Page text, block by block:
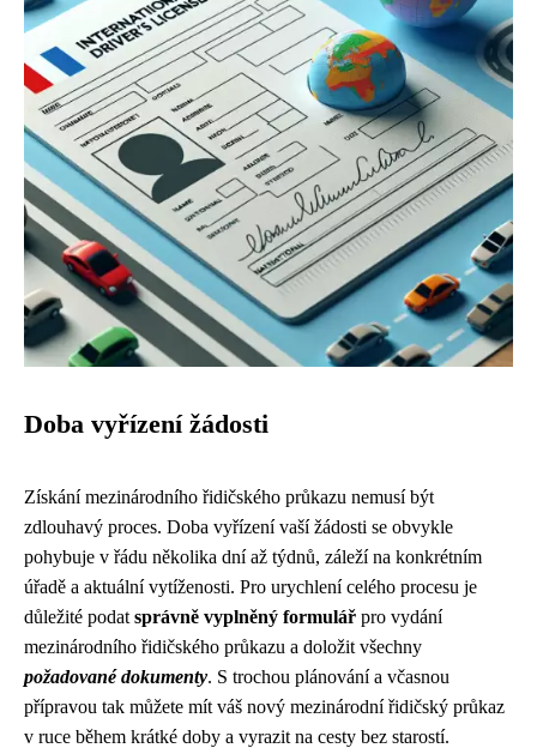
Doba vyřízení žádosti
Získání mezinárodního řidičského průkazu nemusí být
zdlouhavý proces. Doba vyřízení vaší žádosti se obvykle
pohybuje v řádu několika dní až týdnů, záleží na konkrétním
úřadě a aktuální vytíženosti. Pro urychlení celého procesu je
důležité podat správně vyplněný formulář pro vydání
mezinárodního řidičského průkazu a doložit všechny
požadované dokumenty. S trochou plánování a včasnou
přípravou tak můžete mít váš nový mezinárodní řidičský průkaz
v ruce během krátké doby a vyrazit na cesty bez starostí.